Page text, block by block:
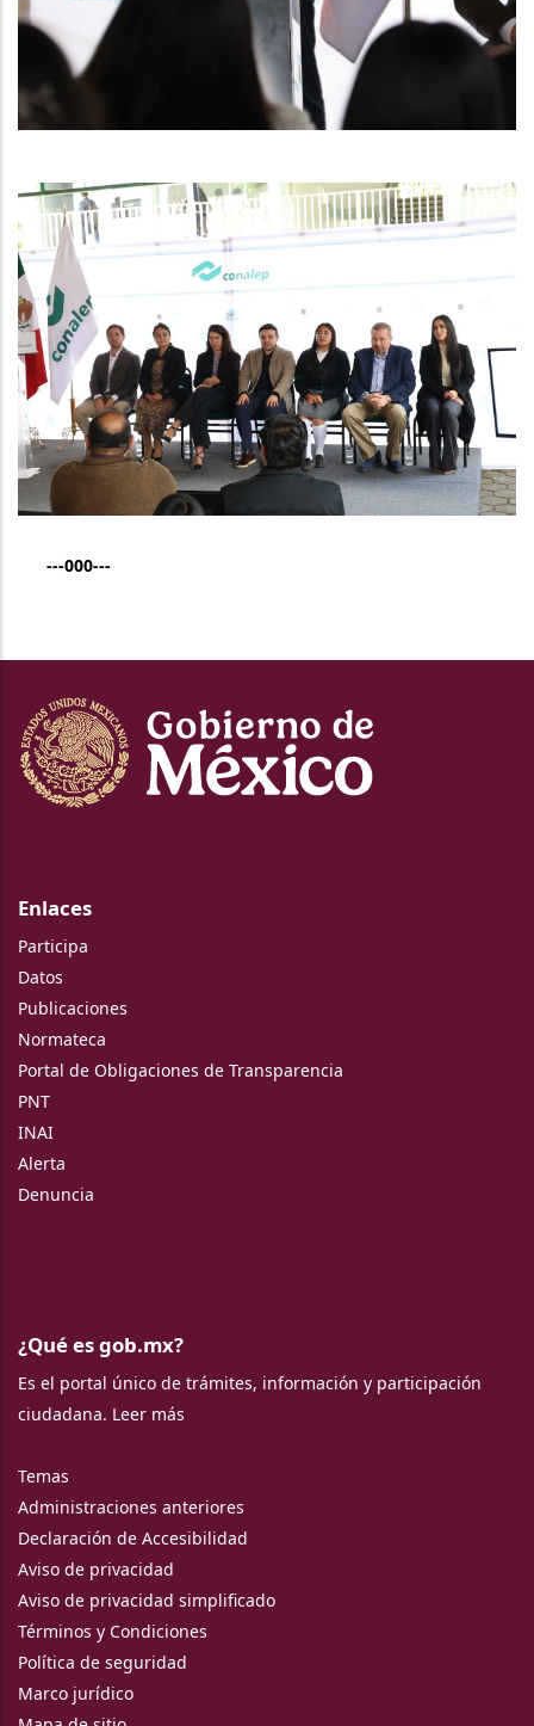
---000---
Enlaces
Participa
Datos
Publicaciones
Normateca
Portal de Obligaciones de Transparencia
PNT
INAI
Alerta
Denuncia
¿Qué es gob.mx?
Es el portal único de trámites, información y participación
ciudadana. Leer más
Temas
Administraciones anteriores
Declaración de Accesibilidad
Aviso de privacidad
Aviso de privacidad simplificado
Términos y Condiciones
Política de seguridad
Marco jurídico